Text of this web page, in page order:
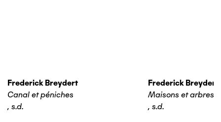
Frederick Breydert
Canal et péniches
, s.d.
Frederick Breydert
Maisons et arbres
, s.d.